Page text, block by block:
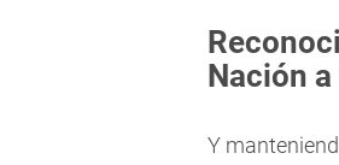
Nación
Y